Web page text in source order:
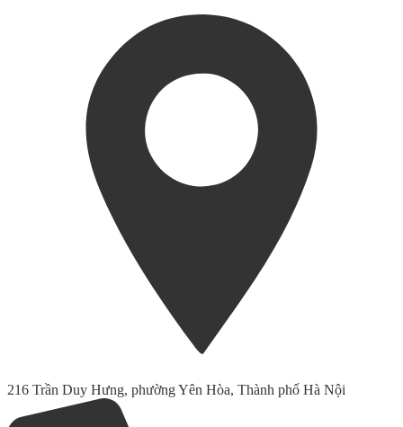
216 Trần Duy Hưng, phường Yên Hòa, Thành phố Hà Nội